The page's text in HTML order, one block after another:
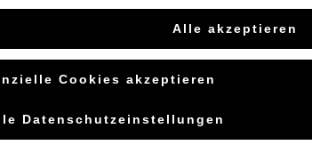
Alle akzeptieren
Cookies akzeptieren
Datenschutzeinstellungen